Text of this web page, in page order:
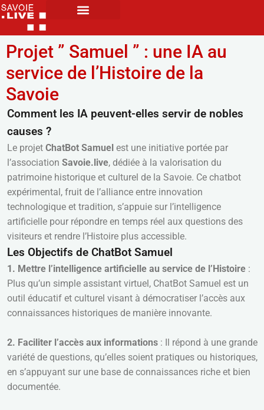
Projet ” Samuel ” : une IA au
service de l’Histoire de la
Savoie
Comment les IA peuvent-elles servir de nobles
causes ?
Le projet ChatBot Samuel est une initiative portée par
l’association Savoie.live, dédiée à la valorisation du
patrimoine historique et culturel de la Savoie. Ce chatbot
expérimental, fruit de l’alliance entre innovation
technologique et tradition, s’appuie sur l’intelligence
artificielle pour répondre en temps réel aux questions des
visiteurs et rendre l’Histoire plus accessible.
Les Objectifs de ChatBot Samuel
1. Mettre l’intelligence artificielle au service de l’Histoire :
Plus qu’un simple assistant virtuel, ChatBot Samuel est un
outil éducatif et culturel visant à démocratiser l’accès aux
connaissances historiques de manière innovante.
2. Faciliter l’accès aux informations : Il répond à une grande
variété de questions, qu’elles soient pratiques ou historiques,
en s’appuyant sur une base de connaissances riche et bien
documentée.